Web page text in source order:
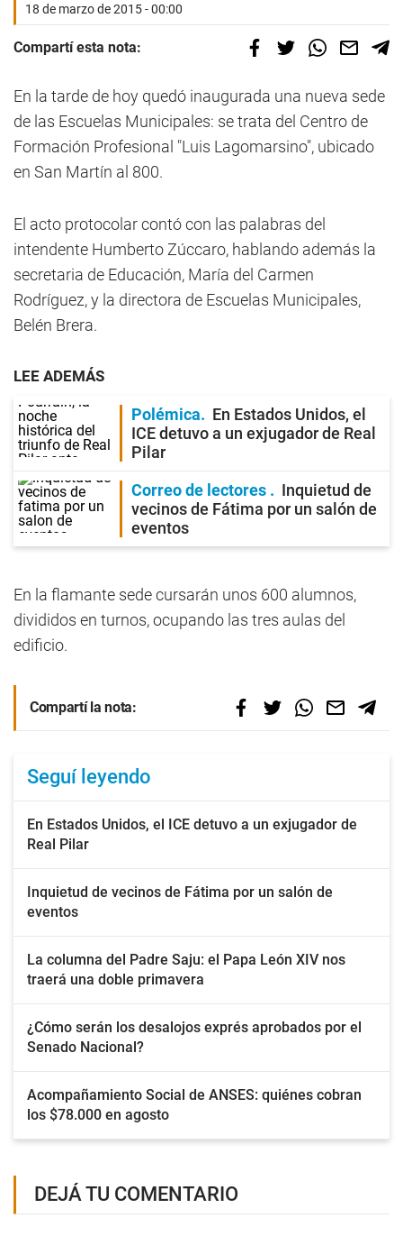
18 de marzo de 2015 - 00:00
Compartí esta nota:
En la tarde de hoy quedó inaugurada una nueva sede
de las Escuelas Municipales: se trata del Centro de
Formación Profesional "Luis Lagomarsino", ubicado
en San Martín al 800.
El acto protocolar contó con las palabras del
intendente Humberto Zúccaro, hablando además la
secretaria de Educación, María del Carmen
Rodríguez, y la directora de Escuelas Municipales,
Belén Brera.
LEE ADEMÁS
Polémica
En Estados Unidos, el
ICE detuvo a un exjugador de Real
Pilar
Correo de lectores
Inquietud de
vecinos de Fátima por un salón de
eventos
En la flamante sede cursarán unos 600 alumnos,
divididos en turnos, ocupando las tres aulas del
edificio.
Compartí la nota:
Seguí leyendo
En Estados Unidos, el ICE detuvo a un exjugador de
Real Pilar
Inquietud de vecinos de Fátima por un salón de
eventos
La columna del Padre Saju: el Papa León XIV nos
traerá una doble primavera
¿Cómo serán los desalojos exprés aprobados por el
Senado Nacional?
Acompañamiento Social de ANSES: quiénes cobran
los $78.000 en agosto
DEJÁ TU COMENTARIO